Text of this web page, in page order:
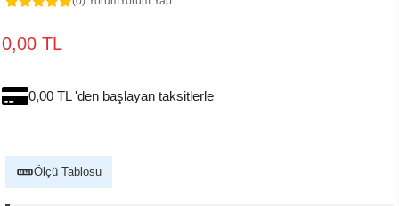
0,00 TL
0,00 TL 'den başlayan taksitlerle
Ölçü Tablosu